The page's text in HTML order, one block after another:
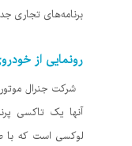
برنامه‌های تجاری
رونمایی از خودروی
شرکت جنرال
لوکسی است که با